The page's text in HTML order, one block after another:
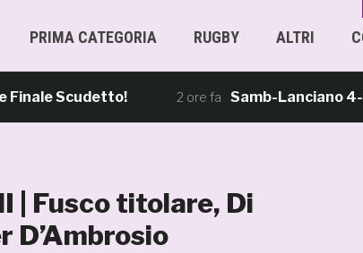
PRIMA CATEGORIA RUGBY ALTRI
Scudetto! Samb-Lanciano 4-0,
| Fusco titolare, Di
D’Ambrosio